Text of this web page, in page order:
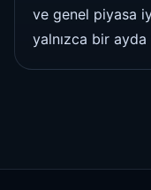
ve genel piyasa
yalnızca bir